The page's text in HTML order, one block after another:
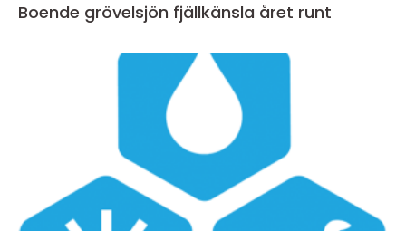
Boende grövelsjön fjällkänsla året runt